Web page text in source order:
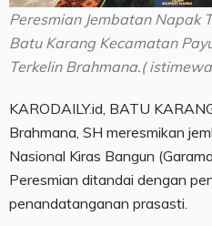
Peresmian Jembatan Napak
Batu Karang Kecamatan
Terkelin Brahmana.(
KARODAILY.id, BATU
Brahmana, SH meresmikan
Nasional Kiras Bangun
Peresmian ditandai dengan
penandatanganan prasasti.